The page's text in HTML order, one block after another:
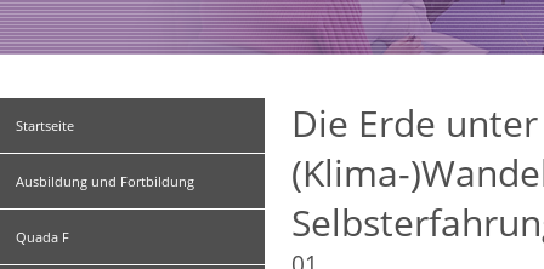
Startseite
Ausbildung und Fortbildung
Quada F
Die Erde
(Klima-